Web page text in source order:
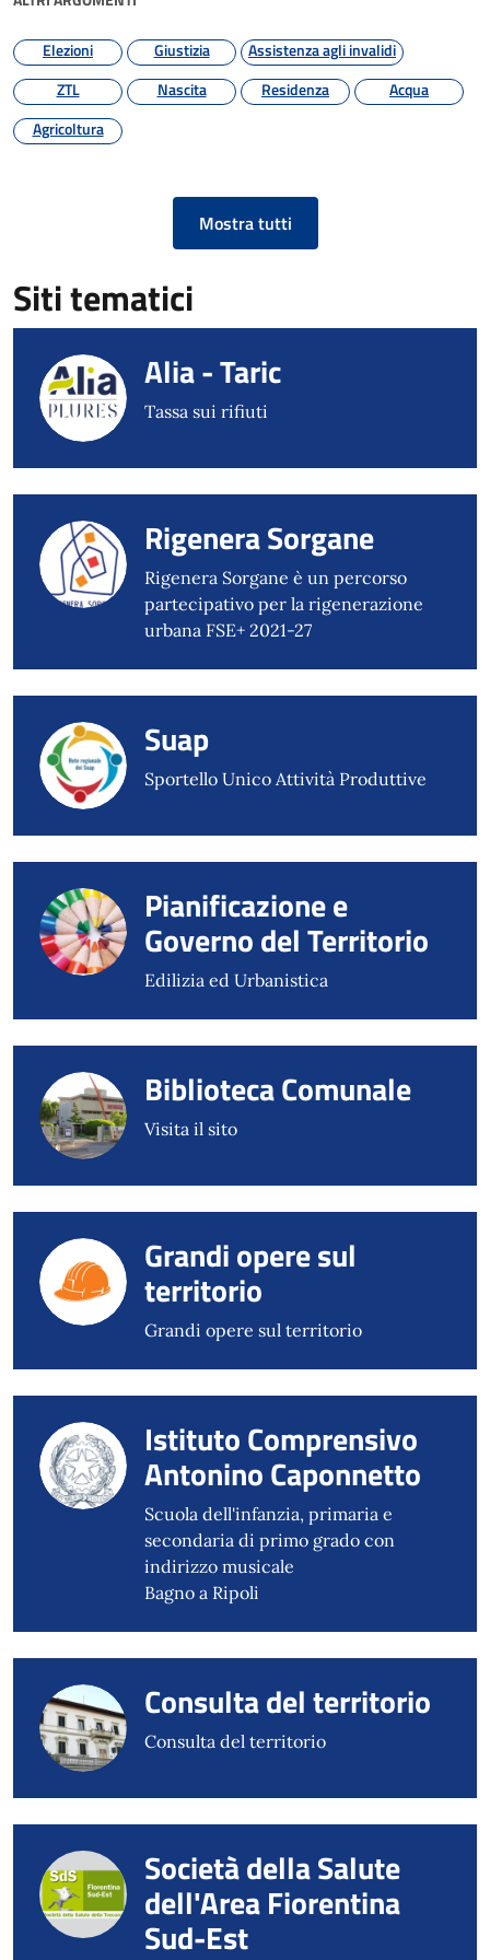
Elezioni Giustizia
Assistenza agli invalidi
ZTL
Nascita Residenza
Acqua
Agricoltura
Mostra tutti
Siti tematici
Alia - Taric
Tassa sui rifiuti
Rigenera Sorgane
Rigenera Sorgane è un percorso
partecipativo per la rigenerazione
urbana FSE+ 2021-27
Suap
Sportello Unico Attività Produttive
Pianificazione e
Governo del Territorio
Edilizia ed Urbanistica
Biblioteca Comunale
Visita il sito
Grandi opere sul
territorio
Grandi opere sul territorio
Istituto Comprensivo
Antonino Caponnetto
Scuola dell'infanzia, primaria e
secondaria di primo grado con
indirizzo musicale
Bagno a Ripoli
Consulta del territorio
Consulta del territorio
Società della Salute
dell'Area Fiorentina
Sud-Est